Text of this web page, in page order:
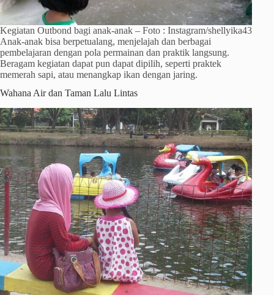
Kegiatan Outbond bagi anak-anak – Foto : Instagram/shellyika43
Anak-anak bisa berpetualang, menjelajah dan berbagai
pembelajaran dengan pola permainan dan praktik langsung.
Beragam kegiatan dapat pun dapat dipilih, seperti praktek
memerah sapi, atau menangkap ikan dengan jaring.
Wahana Air dan Taman Lalu Lintas